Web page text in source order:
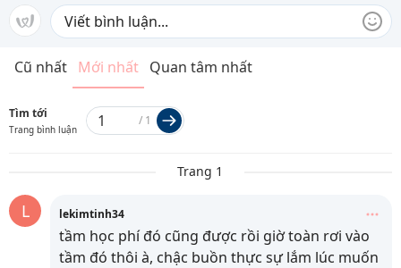
Cũ nhất Mới nhất Quan tâm nhất
Tìm tới
Trang bình luận
/ 1
Trang 1
L lekimtinh34
tầm học phí đó cũng được rồi giờ toàn rơi vào
tầm đó thôi à, chậc buồn thực sự lắm lúc muốn